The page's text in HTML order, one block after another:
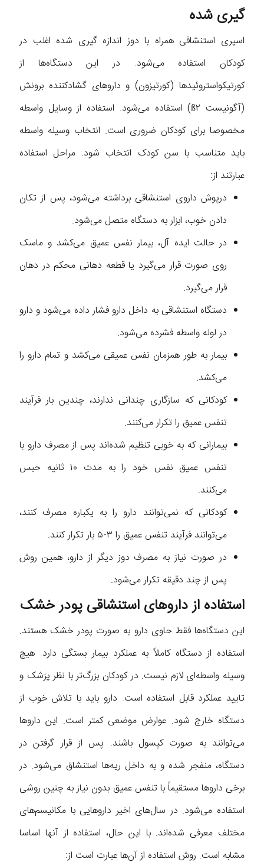
گیری شده
اسپری استنشاقی همراه با دوز اندازه گیری شده اغلب در
کودکان استفاده می‌شود. در این دستگاه‌ها از
کورتیکواستروئیدها (کورتیزون) و داروهای گشادکننده برونش
(آگونیست ß۲) استفاده می‌شود. استفاده از وسایل واسطه
مخصوصا برای کودکان ضروری است. انتخاب وسیله واسطه
باید متناسب با سن کودک انتخاب شود. مراحل استفاده
عبارتند از:
درپوش داروی استنشاقی برداشته می‌شود، پس از تکان
دادن خوب، ابزار به دستگاه متصل می‌شود.
در حالت ایده آل، بیمار نفس عمیق می‌کشد و ماسک
روی صورت قرار می‌گیرد یا قطعه دهانی محکم در دهان
قرار می‌گیرد.
دستگاه استنشاقی به داخل دارو فشار داده می‌شود و دارو
در لوله واسطه فشرده می‌شود.
بیمار به طور همزمان نفس عمیقی می‌کشد و تمام دارو را
می‌کشد.
کودکانی که سازگاری چندانی ندارند، چندین بار فرآیند
تنفس عمیق را تکرار می‌کنند.
بیمارانی که به خوبی تنظیم شده‌اند پس از مصرف دارو با
تنفس عمیق نفس خود را به مدت ۱۰ ثانیه حبس
می‌کنند.
کودکانی که نمی‌توانند دارو را به یکباره مصرف کنند،
می‌توانند فرآیند تنفس عمیق را ۳-۵ بار تکرار کنند.
در صورت نیاز به مصرف دوز دیگر از دارو، همین روش
پس از چند دقیقه تکرار می‌شود.
استفاده از داروهای استنشاقی پودر خشک
این دستگاه‌ها فقط حاوی دارو به صورت پودر خشک هستند.
استفاده از دستگاه کاملاً به عملکرد بیمار بستگی دارد. هیچ
وسیله واسطه‌ای لازم نیست. در کودکان بزرگ‌تر با نظر پزشک و
تایید عملکرد قابل استفاده است. دارو باید با تلاش خوب از
دستگاه خارج شود. عوارض موضعی کمتر است. این داروها
می‌توانند به صورت کپسول باشند. پس از قرار گرفتن در
دستگاه، منفجر شده و به داخل ریه‌ها استنشاق می‌شود. در
برخی داروها مستقیماً با تنفس عمیق بدون نیاز به چنین روشی
استفاده می‌شود. در سال‌های اخیر داروهایی با مکانیسم‌های
مختلف معرفی شده‌اند. با این حال، استفاده از آنها اساسا
مشابه است. روش استفاده از آن‌ها عبارت است از: